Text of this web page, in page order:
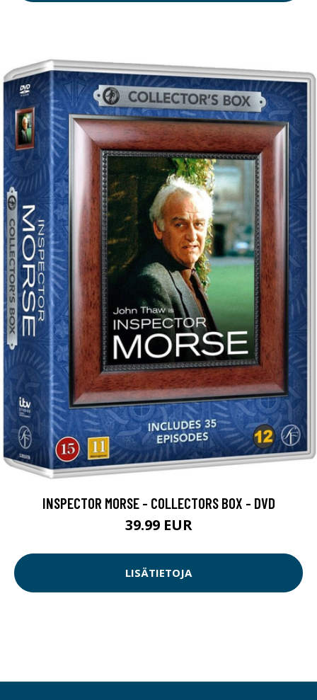
INSPECTOR MORSE - COLLECTORS BOX - DVD
39.99 EUR
LISÄTIETOJA